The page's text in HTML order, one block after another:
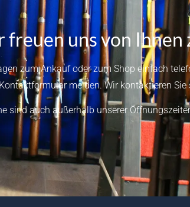
freuen uns von Ihnen
zum Ankauf oder zum Shop einfach
Kontaktformularmelden.Wir kontaktieren
sind auch außerhalb unserer